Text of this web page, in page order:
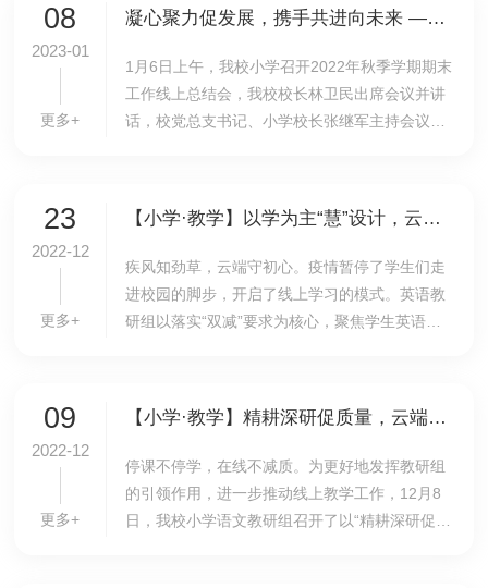
08
2023-01
更多+
凝心聚力促发展，携手共进向未来 ——我校小学召开2022年秋季学期期末工作总结会
1月6日上午，我校小学召开2022年秋季学期期末
工作线上总结会，我校校长林卫民出席会议并讲
话，校党总支书记、小学校长张继军主持会议，
23
2022-12
更多+
【小学·教学】以学为主“慧”设计，云端学习共成长——小学英语学科高效推进线上教学
​疾风知劲草，云端守初心。疫情暂停了学生们走
进校园的脚步，开启了线上学习的模式。英语教
研组以落实“双减”要求为核心，聚焦学生英语学
09
2022-12
更多+
【小学·教学】精耕深研促质量，云端笃行助成长
停课不停学，在线不减质。为更好地发挥教研组
的引领作用，进一步推动线上教学工作，12月8
日，我校小学语文教研组召开了以“精耕深研促质